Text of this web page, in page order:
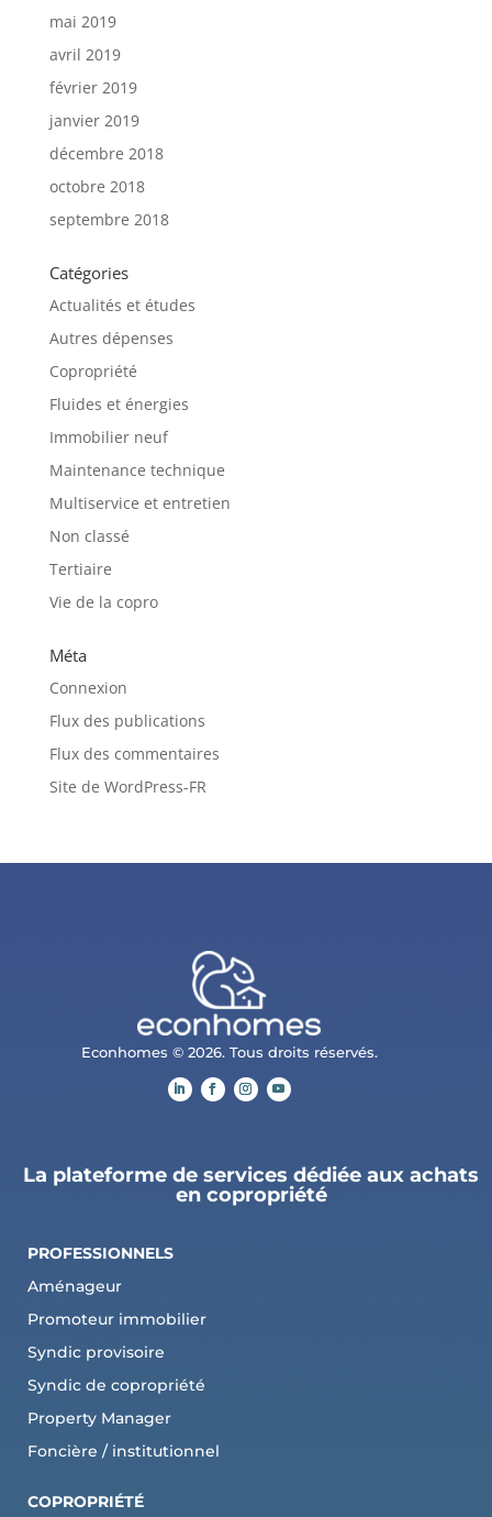
mai 2019
avril 2019
février 2019
janvier 2019
décembre 2018
octobre 2018
septembre 2018
Catégories
Actualités et études
Autres dépenses
Copropriété
Fluides et énergies
Immobilier neuf
Maintenance technique
Multiservice et entretien
Non classé
Tertiaire
Vie de la copro
Méta
Connexion
Flux des publications
Flux des commentaires
Site de WordPress-FR
Econhomes © 2026. Tous droits réservés.
La plateforme de services dédiée aux achats
en copropriété
PROFESSIONNELS
Aménageur
Promoteur immobilier
Syndic provisoire
Syndic de copropriété
Property Manager
Foncière / institutionnel
COPROPRIÉTÉ